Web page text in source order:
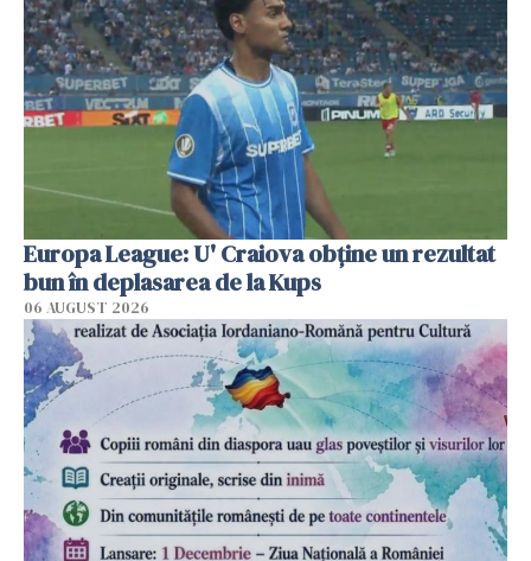
Europa League: U' Craiova obține un rezultat
bun în deplasarea de la Kups
06 AUGUST 2026